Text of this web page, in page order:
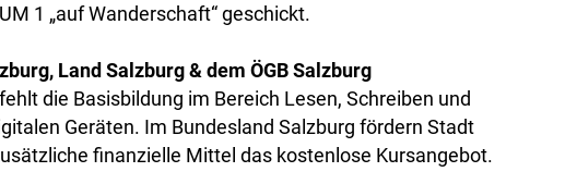
1 „auf Wanderschaft“ geschickt.
Land Salzburg & dem ÖGB Salzburg
die Basisbildung im Bereich Lesen, Schreiben und
Geräten. Im Bundesland Salzburg fördern Stadt
finanzielle Mittel das kostenlose Kursangebot.